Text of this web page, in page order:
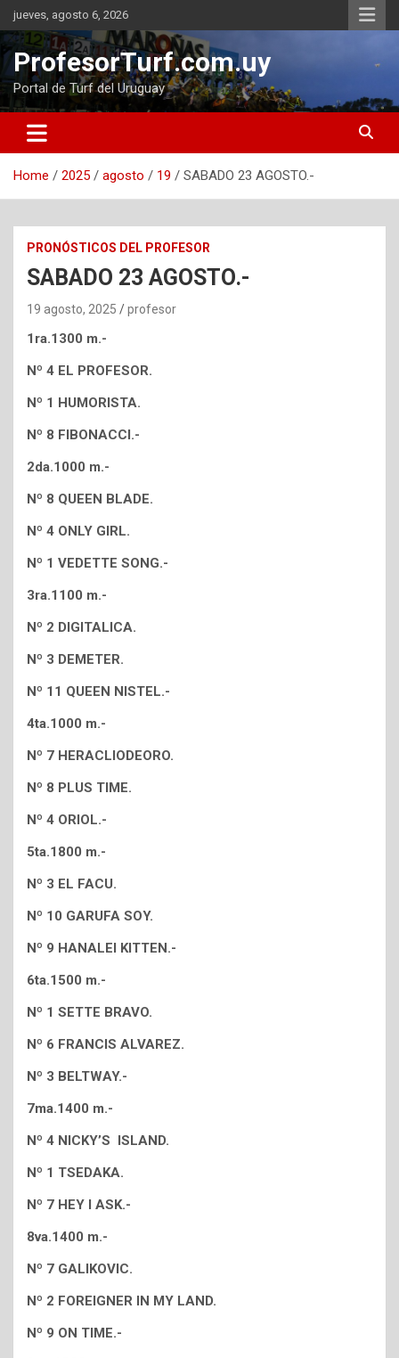
Skip
to
content
jueves, agosto 6, 2026
ProfesorTurf.com.uy
Portal de Turf del Uruguay
Home 2025 agosto 19 SABADO 23 AGOSTO.-
PRONÓSTICOS DEL PROFESOR
SABADO 23 AGOSTO.-
19 agosto, 2025 profesor
1ra.1300 m.-
Nº 4 EL PROFESOR.
Nº 1 HUMORISTA.
Nº 8 FIBONACCI.-
2da.1000 m.-
Nº 8 QUEEN BLADE.
Nº 4 ONLY GIRL.
Nº 1 VEDETTE SONG.-
3ra.1100 m.-
Nº 2 DIGITALICA.
Nº 3 DEMETER.
Nº 11 QUEEN NISTEL.-
4ta.1000 m.-
Nº 7 HERACLIODEORO.
Nº 8 PLUS TIME.
Nº 4 ORIOL.-
5ta.1800 m.-
Nº 3 EL FACU.
Nº 10 GARUFA SOY.
Nº 9 HANALEI KITTEN.-
6ta.1500 m.-
Nº 1 SETTE BRAVO.
Nº 6 FRANCIS ALVAREZ.
Nº 3 BELTWAY.-
7ma.1400 m.-
Nº 4 NICKY’S ISLAND.
Nº 1 TSEDAKA.
Nº 7 HEY I ASK.-
8va.1400 m.-
Nº 7 GALIKOVIC.
Nº 2 FOREIGNER IN MY LAND.
Nº 9 ON TIME.-